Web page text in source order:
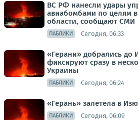
ВС РФ нанесли удары
авиабомбами по целям
области, сообщают СМИ
ПАБЛИКИ Сегодня, 06:33
«Герани» добрались до
фиксируют сразу в
Украины
ПАБЛИКИ Сегодня, 06:24
«Герань» залетела в
ПАБЛИКИ Сегодня, 06:09